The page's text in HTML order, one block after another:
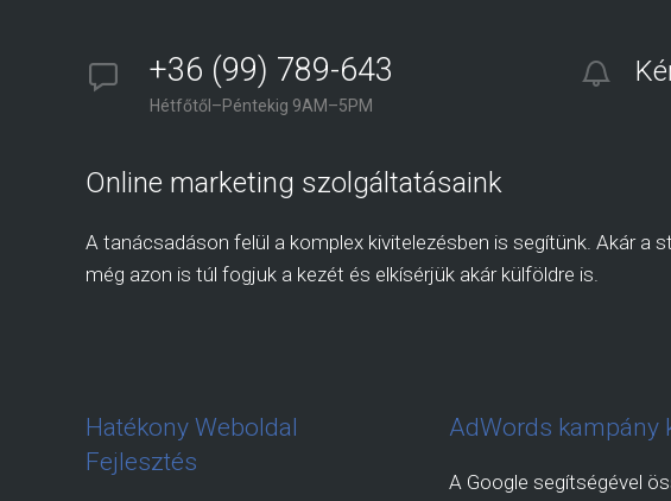
+36 (99) 789-643
Hétfőtől–Péntekig 9AM–5PM
Online marketing szolgáltatásaink
A tanácsadáson felül a komplex kivitelezésben is segítünk. Akár a
még azon is túl fogjuk a kezét és elkísérjük akár külföldre is.
Hatékony Weboldal
Fejlesztés
AdWords kampány
A Google segítségével